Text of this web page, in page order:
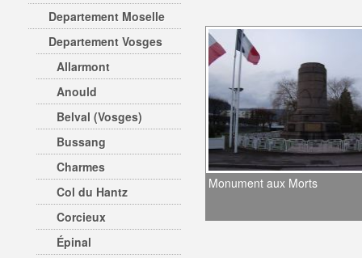
Departement Moselle
Departement Vosges
Allarmont
Anould
Belval (Vosges)
Bussang
Charmes
Col du Hantz
Corcieux
Épinal
Monument aux Morts